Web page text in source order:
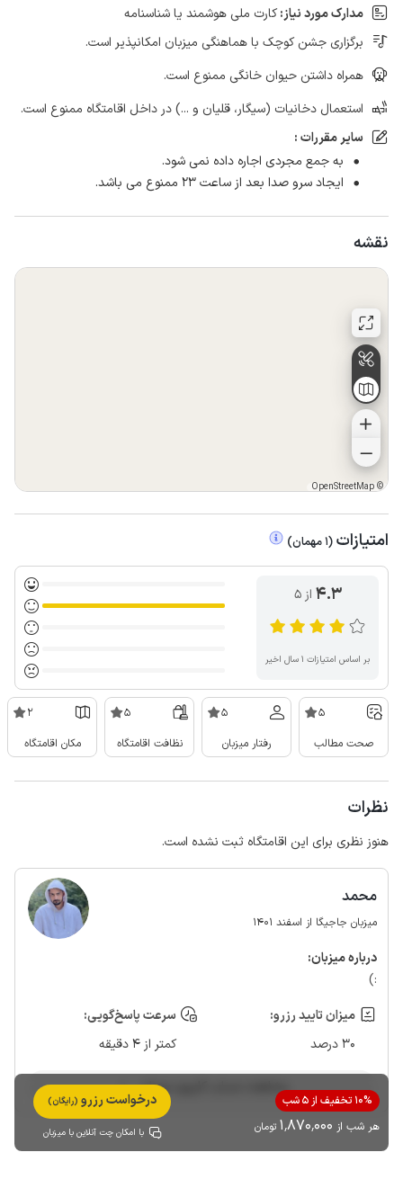
مدارک مورد نیاز:کارت ملی هوشمند یا شناسنامه
برگزاری جشن کوچک با هماهنگی میزبان امکانپذیر است.
همراه داشتن حیوان خانگی ممنوع است.
استعمال دخانیات (سیگار، قلیان و ...) در داخل اقامتگاه ممنوع است.
سایر مقررات :
به جمع مجردی اجاره داده نمی شود.
ایجاد سرو صدا بعد از ساعت 23 ممنوع می باشد.
نقشه
©
OpenStreetMap
امتیازات (
1 مهمان)
4.3 از ۵
بر اساس امتیازات ۱ سال اخیر
5
صحت مطالب
5
رفتار میزبان
5
نظافت اقامتگاه
2
مکان اقامتگاه
نظرات
هنوز نظری برای این اقامتگاه ثبت نشده است.
محمد
میزبان جاجیگا از اسفند 1401
درباره‌ میزبان:
:)
میزان تایید رزرو:
30 درصد
سرعت پاسخ‌گویی:
کمتر از 4 دقیقه
مشاهده حساب کاربری میزبان
10% تخفیف از 5 شب
هر شب از 1٬870٬000 تومان
درخواست رزرو (رایگان)
با امکان چت آنلاین با میزبان